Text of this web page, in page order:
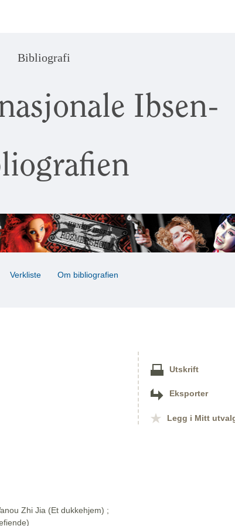
Bibliografi
Ibsen-
Verkliste Om bibliografien
Zhi Jia (Et dukkehjem) ;
Utskrift
Eksporter
Legg i Mitt